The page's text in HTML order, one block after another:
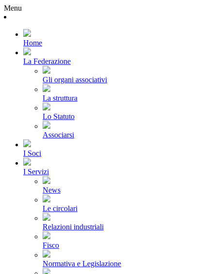
Menu
Home
La Federazione
Gli organi associativi
La struttura
Lo Statuto
Associarsi
I Soci
I Servizi
News
Le circolari
Relazioni industriali
Fisco
Normativa e Legislazione